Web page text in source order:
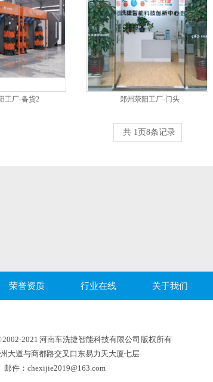
工厂-备货2 郑州荥阳工厂-门头
共 1 页 8条记录
荣誉资质 行业在线 关于我们
2021 河南车洗捷智能科技有限公司 版权所有
大道与商都路交叉口东易力天大厦七层
件：chexijie2019@163.com